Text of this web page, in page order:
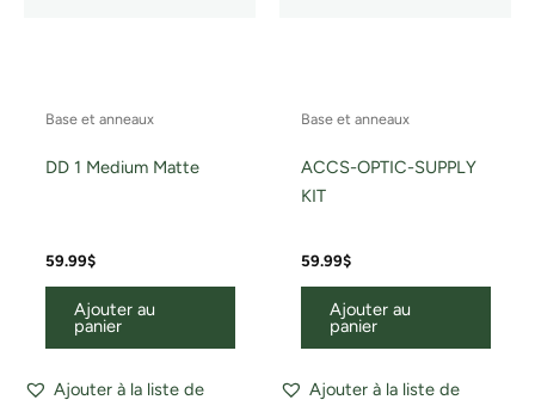
Base et anneaux
DD 1 Medium Matte
59.99$
Ajouter au
panier
Ajouter à la liste de
Base et anneaux
ACCS-OPTIC-SUPPLY
KIT
59.99$
Ajouter au
panier
Ajouter à la liste de